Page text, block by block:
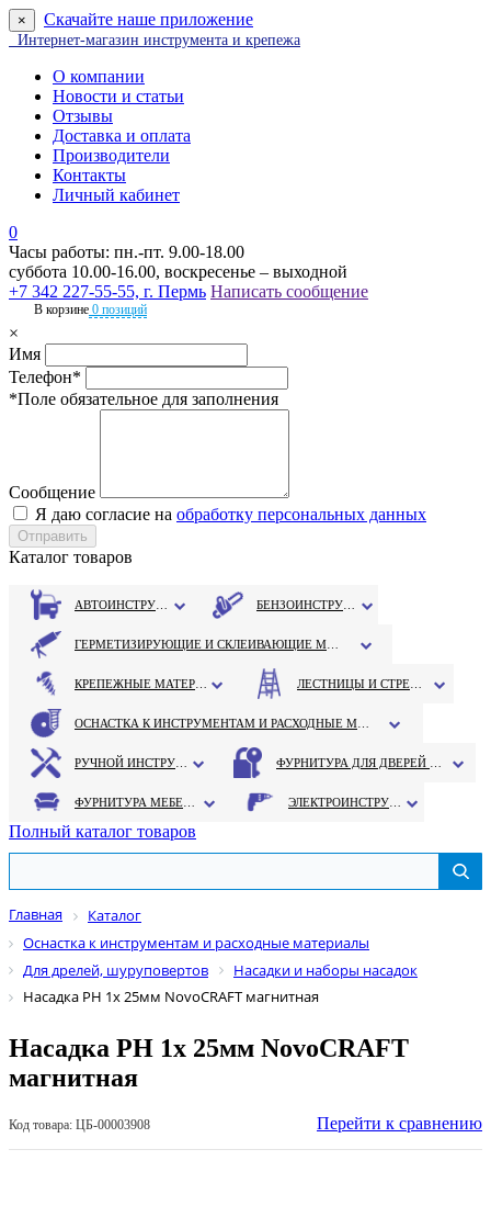
× Скачайте наше приложение
Интернет-магазин инструмента и крепежа
О компании
Новости и статьи
Отзывы
Доставка и оплата
Производители
Контакты
Личный кабинет
0
Часы работы: пн.-пт. 9.00-18.00
суббота 10.00-16.00, воскресенье – выходной
+7 342 227-55-55, г. Пермь Написать сообщение
В корзине 0 позиций
×
Имя
Телефон*
*Поле обязательное для заполнения
Сообщение
Я даю согласие на обработку персональных данных
Каталог товаров
Полный каталог товаров
Главная
Каталог
Оснастка к инструментам и расходные материалы
Для дрелей, шуруповертов
Насадки и наборы насадок
Насадка PH 1х 25мм NovoCRAFT магнитная
Насадка PH 1х 25мм NovoCRAFT
магнитная
Код товара: ЦБ-00003908 Перейти к сравнению